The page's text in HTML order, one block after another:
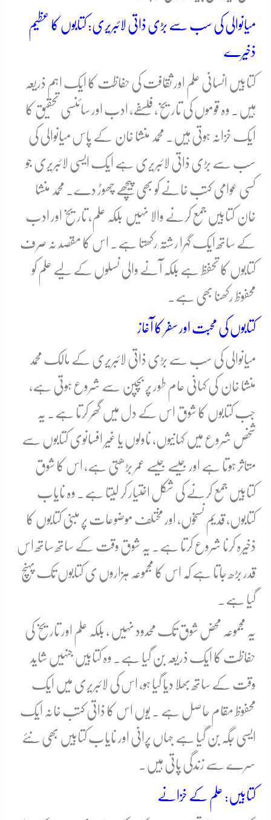
میانوالی کی سب سے بڑی ذاتی لائبریری: کتابوں کا عظیم
ذخیرے
کتابیں انسانی علم اور ثقافت کی حفاظت کا ایک اہم ذریعہ
ہیں۔ وہ قوموں کی تاریخ، فلسفے، ادب اور سائنسی تحقیق کا
ایک خزانہ ہوتی ہیں۔ محمد منشا خان کے پاس میانوالی کی
سب سے بڑی ذاتی لائبریری ہے ایک ایسی لائبریری جو
کسی عوامی کتب خانے کو بھی پیچھے چھوڑ دے۔ محمد منشا
خان کتابیں جمع کرنے والا نہیں بلکہ علم، تاریخ اور ادب
کے ساتھ ایک گہرا رشتہ رکھتا ہے۔ اس کا مقصد نہ صرف
کتابوں کا تحفظ ہے بلکہ آنے والی نسلوں کے لیے علم کو
محفوظ رکھنا بھی ہے۔
کتابوں کی محبت اور سفر کا آغاز
میانوالی کی سب سے بڑی ذاتی لائبریری کے مالک محمد
منشا خان کی کہانی عام طور پر بچپن سے شروع ہوتی ہے،
جب کتابوں کا شوق اس کے دل میں گھر کرتا ہے۔ یہ
شخص شروع میں کہانیوں، ناولوں یا غیر افسانوی کتابوں سے
متاثر ہوتا ہے اور جیسے جیسے عمر بڑھتی ہے، اس کا شوق
کتابیں جمع کرنے کی شکل اختیار کر لیتا ہے۔ وہ نایاب
کتابوں، قدیم نسخوں، اور مختلف موضوعات پر مبنی کتابوں کا
ذخیرہ کرنا شروع کرتا ہے۔ یہ شوق وقت کے ساتھ ساتھ اس
قدر بڑھ جاتا ہے کہ اس کا مجموعہ ہزاروں ی کتابوں تک پہنچ
گیا ہے۔
یہ مجموعہ محض شوق تک محدود نہیں ، بلکہ علم اور تاریخ کی
حفاظت کا ایک ذریعہ بن گیا ہے۔ وہ کتابیں جنہیں شاید
وقت کے ساتھ بھلا دیا گیا ہو، اس کی لائبریری میں ایک
محفوظ مقام حاصل ہے ۔ یوں اس کا ذاتی کتب خانہ ایک
ایسی جگہ بن گیا ہے جہاں پرانی اور نایاب کتابیں بھی نئے
سرے سے زندگی پاتی ہیں۔
کتابیں: علم کے خزانے